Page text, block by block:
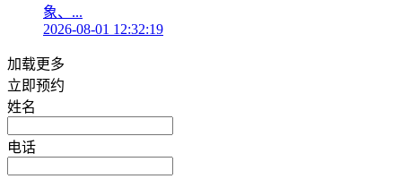
象、...
2026-08-01 12:32:19
加载更多
立即预约
姓名
电话